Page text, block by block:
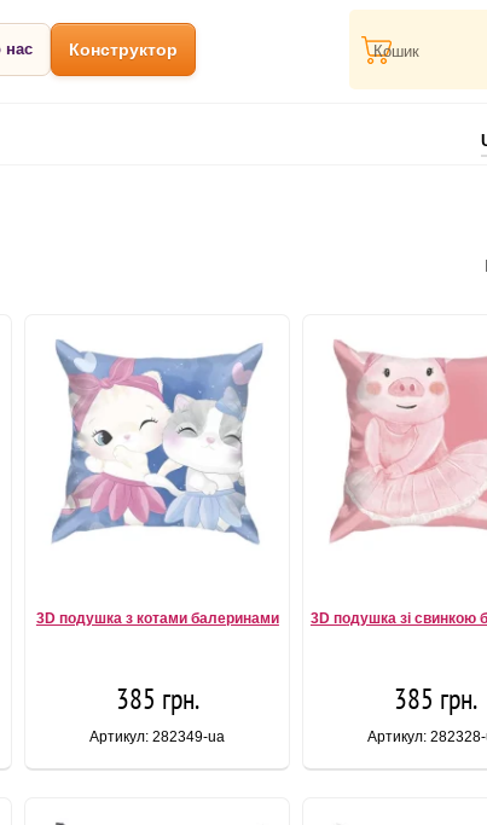
нас Конструктор Кошик
3D подушка з котами балеринами
385 грн.
Артикул: 282349-ua
3D подушка зі свинкою
385 грн.
Артикул: